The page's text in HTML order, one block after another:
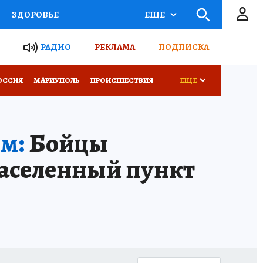
ЗДОРОВЬЕ
РОССИИ
КОНКУРСЫ РАБОТА У НАС
ЕЩЕ
РАДИО РЕКЛАМА ПОДПИСКА
МАРИУПОЛЬ ПРОИСШЕСТВИЯ ЕЩЕ
Бойцы
пункт